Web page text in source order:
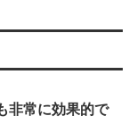
非常に効果的で